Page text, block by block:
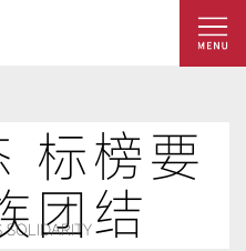
SOLIDARITY
标榜要
团结